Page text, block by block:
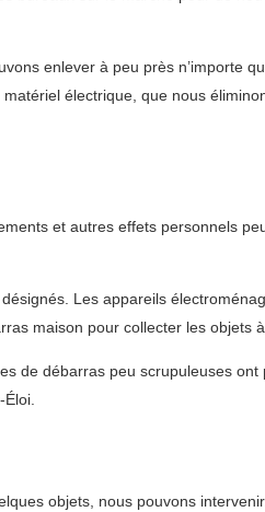
enlever à peu près n’importe
électrique, que nous
et autres effets personnels
Les appareils
maison pour collecter les objets
de débarras peu scrupuleuses
objets, nous pouvons